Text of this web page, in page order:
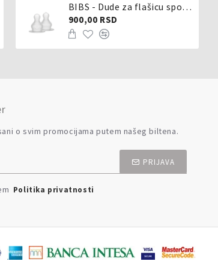
BIBS - Dude za flašicu sporijeg, srednjeg ili brzog protoka - silikon
900,00 RSD
o svim promocijama putem našeg biltena.
PRIJAVA
Politika privatnosti